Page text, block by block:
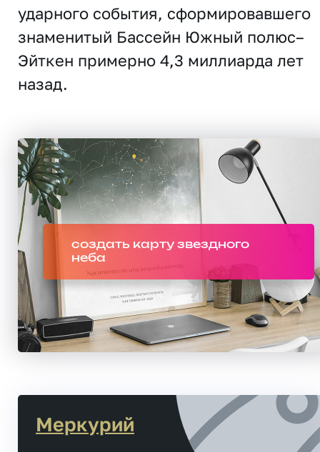
ударного события, сформировавшего
знаменитый Бассейн Южный полюс–
Эйткен примерно 4,3 миллиарда лет
назад.
создать карту звездного
неба
Меркурий